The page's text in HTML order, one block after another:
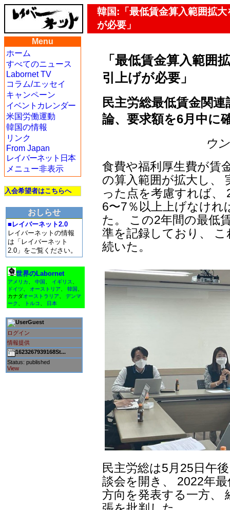
韓国:「最低賃金算入範囲拡
が必要」
Menu
ホーム
すべてのニュース
Labornet TV
コラム/エッセイ
キャンペーン
イベントカレンダー
米国労働運動
韓国の情報
リンク
From Japan
レイバーネット日本
メニュー非表示
入会希望者はこちらへ
おしらせ
■レイバーネット2.0
レイバーネットの情報
は「レイバーネット
2.0」をご覧ください。
世界のLabornet
アメリカ 中国 イギリス
ドイツ
オーストリア 韓国
カナダオーストラリア
デンマ
ーク
トルコ 日本
Guest
ログイン
情報提供
1623267939168St...
Status: published
View
「最低賃金算入範囲
引上げが必要」
民主労総最低賃金関
論、要求額を6月中に
ウ
食費や福利厚生費が賃
の算入範囲が拡大し、
った点を考慮すれば、
6〜7％以上上げなけ
た。 この2年間の最低
準を記録しており、
続いた。
民主労総は5月25日午
談会を開き、 2022年
方向を発表する一方、